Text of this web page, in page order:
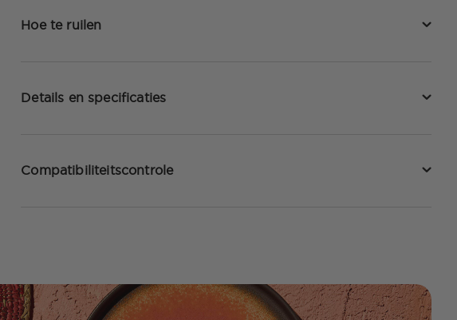
Hoe te ruilen
Details en specificaties
Compatibiliteitscontrole